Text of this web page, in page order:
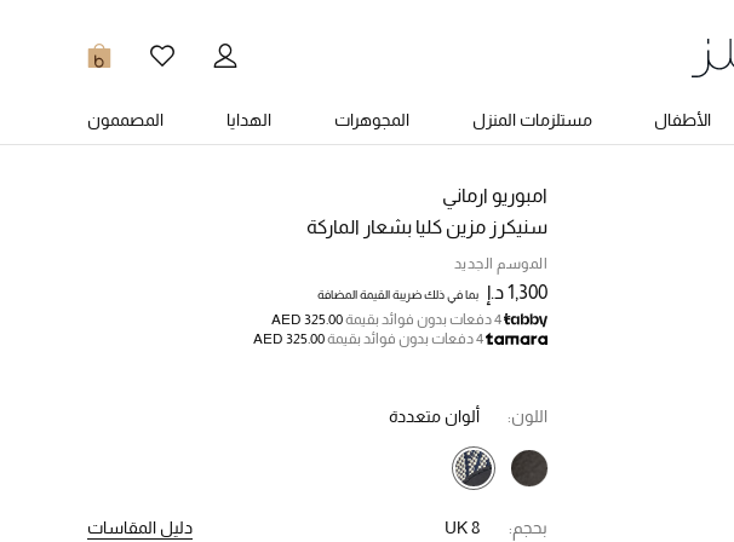
0
الأطفال مستلزمات المنزل المجوهرات الهدايا المصممون
امبوريو ارماني
سنيكرز مزين كليا بشعار الماركة
الموسم الجديد
1,300 د.إ بما في ذلك ضريبة القيمة المضافة
4 دفعات بدون فوائد بقيمة
AED 325.00
4 دفعات بدون فوائد بقيمة
AED 325.00
اللون: ألوان متعددة
بحجم: UK 8 دليل المقاسات